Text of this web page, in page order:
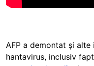
AFP a demontat și
hantavirus, inclusiv